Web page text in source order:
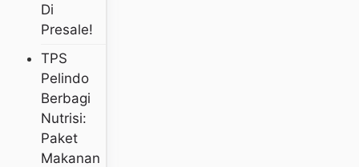
Di
Presale!
TPS
Pelindo
Berbagi
Nutrisi:
Paket
Makanan